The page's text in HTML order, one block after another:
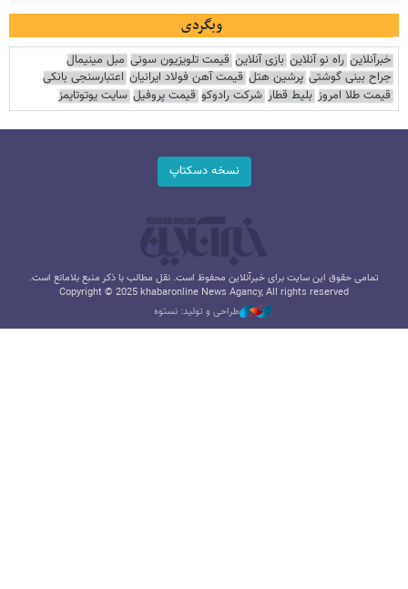
وبگردی
خبرآنلاین راه نو آنلاین بازی آنلاین قیمت تلویزیون سونی مبل مینیمال
جراح بینی گوشتی پرشین هتل قیمت آهن فولاد ایرانیان اعتبارسنجی بانکی
قیمت طلا امروز بلیط قطار شرکت رادوکو قیمت پروفیل سایت یوتوتایمز
نسخه دسکتاپ
تمامی حقوق این سایت برای خبرآنلاین محفوظ است. نقل مطالب با ذکر منبع بلامانع است.
Copyright © 2025 khabaronline News Agancy, All rights reserved
طراحی و تولید: نستوه